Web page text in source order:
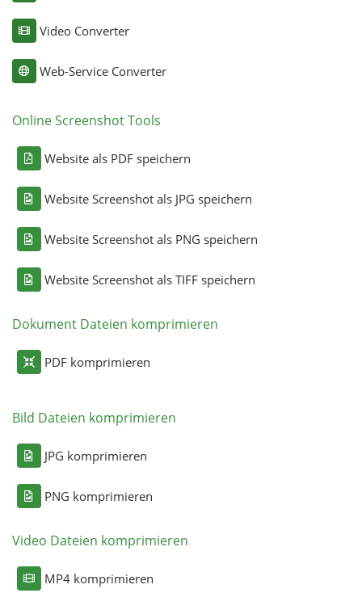
Video Converter
Web-Service Converter
Online Screenshot Tools
Website als PDF speichern
Website Screenshot als JPG speichern
Website Screenshot als PNG speichern
Website Screenshot als TIFF speichern
Dokument Dateien komprimieren
PDF komprimieren
Bild Dateien komprimieren
JPG komprimieren
PNG komprimieren
Video Dateien komprimieren
MP4 komprimieren